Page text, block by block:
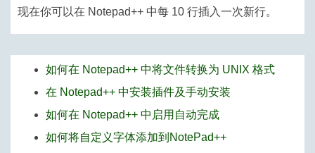
现在你可以在 Notepad++ 中每 10 行插入一次新行。
如何在 Notepad++ 中将文件转换为 UNIX 格式
在 Notepad++ 中安装插件及手动安装
如何在 Notepad++ 中启用自动完成
如何将自定义字体添加到NotePad++